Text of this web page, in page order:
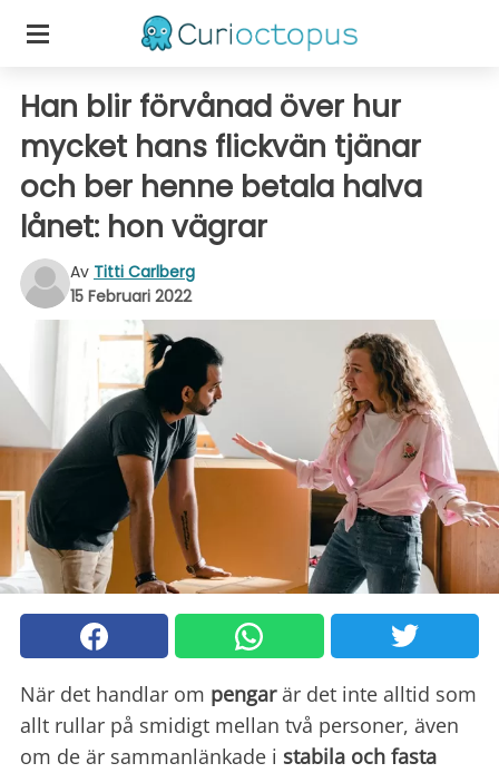
Han blir förvånad över hur
mycket hans flickvän tjänar
och ber henne betala halva
lånet: hon vägrar
Av Titti Carlberg
15 Februari 2022
När det handlar om pengarär det inte alltid som
allt rullar på smidigt mellan två personer, även
om de är sammanlänkade i stabila och fasta